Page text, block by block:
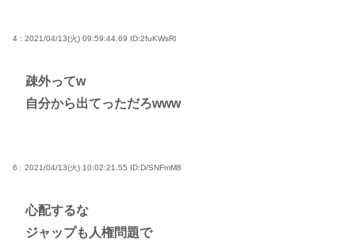
4 : 2021/04/13(火) 09:59:44.69 ID:2fuKWsRl
疎外ってw
自分から出てっただろwww
6 : 2021/04/13(火) 10:02:21.55 ID:D/SNFmM8
心配するな
ジャップも人権問題で